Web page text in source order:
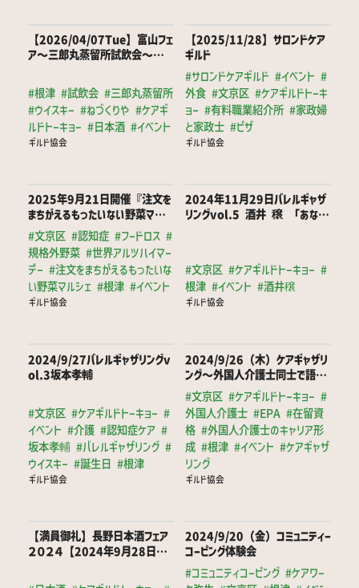
【2026/04/07Tue】富山フェ
ア～三郎丸蒸留所試飲会～開催
りがとうございました】
#根津 #試飲会 #三郎丸蒸留所
#ウイスキー #ねづくりや #ケアギ
ルドトーキョー #日本酒 #イベント
ギルド協会
【2025/11/28】サロンドケア
ギルド
#サロンドケアギルド #イベント #
外食 #文京区 #ケアギルドトーキ
ョー #有料職業紹介所 #家政婦
と家政士 #ピザ
ギルド協会
2025年9月21日開催『注文を
まちがえるもったいない野菜マルシ
ェ』の御礼と動画のお知らせ
#文京区 #認知症 #フードロス #
規格外野菜 #世界アルツハイマー
デー #注文をまちがえるもったいな
い野菜マルシェ #根津 #イベント
ギルド協会
2024年11月29日バレルギャザ
リングvol.5 酒井 穣 「あなた
#文京区 #ケアギルドトーキョー #
根津 #イベント #酒井穣
ギルド協会
2024/9/27バレルギャザリングv
ol.3坂本孝輔
#文京区 #ケアギルドトーキョー #
イベント #介護 #認知症ケア #
坂本孝輔 #バレルギャザリング #
ウイスキー #誕生日 #根津
ギルド協会
2024/9/26（木）ケアギャザリ
ング～外国人介護士同士で語ろ
う～①
#文京区 #ケアギルドトーキョー #
外国人介護士 #EPA #在留資
格 #外国人介護士のキャリア形
成 #根津 #イベント #ケアギャザ
リング
ギルド協会
【満員御礼】長野日本酒フェア
２０２４【2024年9月28日～
2024/9/20（金）コミュニティー
コーピング体験会
#コミュニティコーピング #ケアワー